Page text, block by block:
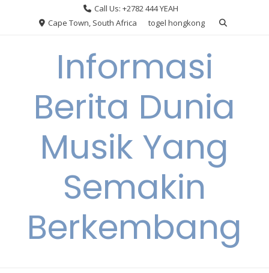
Call Us: +2782 444 YEAH
Cape Town, South Africa
togel hongkong
Informasi
Berita Dunia
Musik Yang
Semakin
Berkembang